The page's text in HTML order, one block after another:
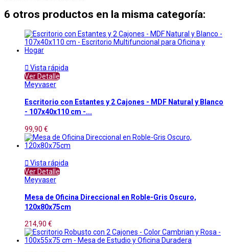
6 otros productos en la misma categoría:
 Vista rápida
Ver Detalle
Meyvaser
Escritorio con Estantes y 2 Cajones - MDF Natural y Blanco
- 107x40x110 cm -...
99,90 €
 Vista rápida
Ver Detalle
Meyvaser
Mesa de Oficina Direccional en Roble-Gris Oscuro,
120x80x75cm
214,90 €